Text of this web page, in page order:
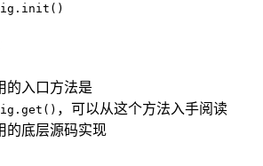
的入口方法是
，可以从这个方法入手阅读
的底层源码实现